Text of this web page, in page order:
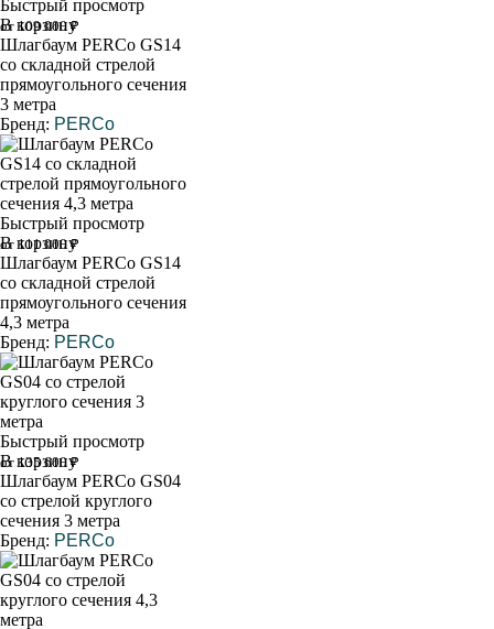
Быстрый просмотр
В корзину
от 109 000 ₽
Шлагбаум PERCo GS14
со складной стрелой
прямоугольного сечения
3 метра
Бренд: PERCo
Быстрый просмотр
В корзину
от 111 000 ₽
Шлагбаум PERCo GS14
со складной стрелой
прямоугольного сечения
4,3 метра
Бренд: PERCo
Быстрый просмотр
В корзину
от 135 600 ₽
Шлагбаум PERCo GS04
со стрелой круглого
сечения 3 метра
Бренд: PERCo